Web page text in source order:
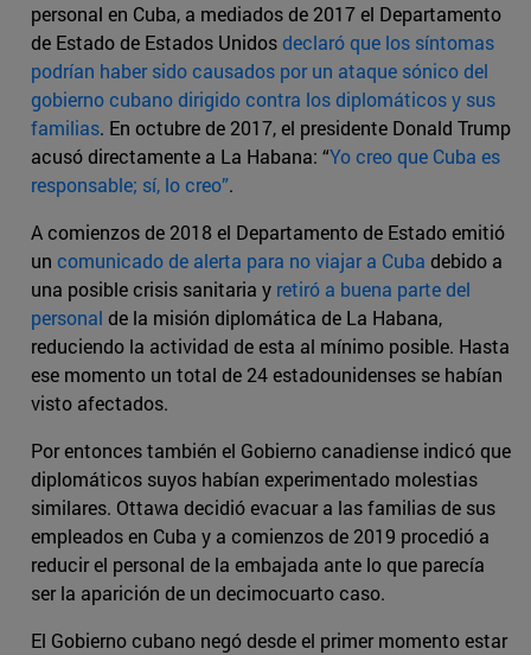
personal en Cuba, a mediados de 2017 el Departamento
de Estado de Estados Unidosdeclaró que los síntomas
podrían haber sido causados por un ataque sónico del
gobierno cubano dirigido contra los diplomáticos y sus
familias. En octubre de 2017, el presidente Donald Trump
acusó directamente a La Habana: “Yo creo que Cuba es
responsable; sí, lo creo”.
A comienzos de 2018 el Departamento de Estado emitió
un comunicado de alerta para no viajar a Cuba debido a
una posible crisis sanitaria y retiró a buena parte del
personal de la misión diplomática de La Habana,
reduciendo la actividad de esta al mínimo posible. Hasta
ese momento un total de 24 estadounidenses se habían
visto afectados.
Por entonces también el Gobierno canadiense indicó que
diplomáticos suyos habían experimentado molestias
similares. Ottawa decidió evacuar a las familias de sus
empleados en Cuba y a comienzos de 2019 procedió a
reducir el personal de la embajada ante lo que parecía
ser la aparición de un decimocuarto caso.
El Gobierno cubano negó desde el primer momento estar